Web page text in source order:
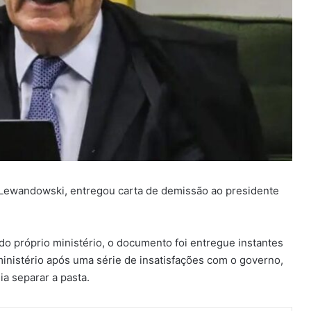
entregou carta de demissão ao presidente
próprio ministério, o documento foi entregue instantes
após uma série de insatisfações com o governo,
separar a pasta.